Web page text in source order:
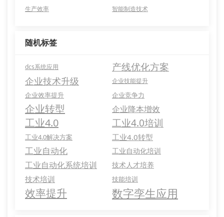
生产效率 智能制造技术
随机标签
dcs系统应用 产线优化方案
企业技术升级 企业技能提升
企业效率提升 企业竞争力
企业转型 企业降本增效
工业4.0 工业4.0培训
工业4.0解决方案 工业4.0转型
工业自动化 工业自动化培训
工业自动化系统培训 技术人才培养
技术培训 技能培训
效率提升 数字孪生应用